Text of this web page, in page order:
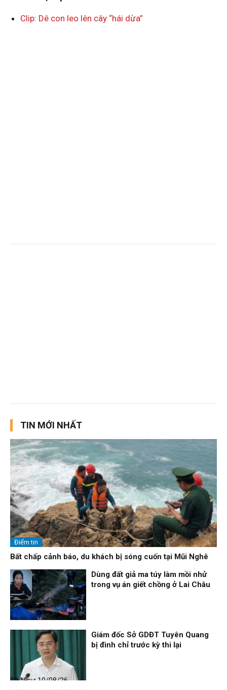
Clip: Dê con leo lên cây “hái dừa”
TIN MỚI NHẤT
Điểm tin
Bất chấp cảnh báo, du khách bị sóng cuốn tại Mũi Nghê
Thời sự
10/08/26, 08:38
Dùng đất giả ma túy làm mồi nhử
trong vụ án giết chồng ở Lai Châu
Thời sự
10/08/26, 08:13
Giám đốc Sở GDĐT Tuyên Quang
bị đình chỉ trước kỳ thi lại